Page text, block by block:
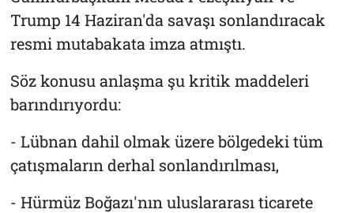
Trump 14 Haziran'da savaşı sonlandıracak
resmi mutabakata imza atmıştı.
Söz konusu anlaşma şu kritik maddeleri
barındırıyordu:
- Lübnan dahil olmak üzere bölgedeki tüm
çatışmaların derhal sonlandırılması,
- Hürmüz Boğazı'nın uluslararası ticarete